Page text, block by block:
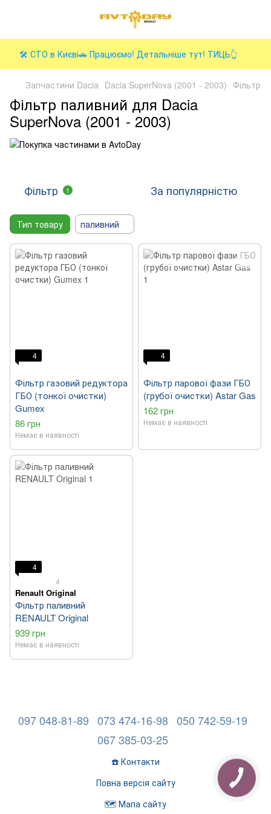
🛠️ СТО в Києві🚗 Працюємо! Детальніше тут! ТИЦЬ👆
Запчастини Dacia Dacia SuperNova (2001 - 2003) Фільтр
Фільтр паливний для Dacia
SuperNova (2001 - 2003)
Фільтр 1 За популярністю
Тип товару паливний
4
Фільтр газовий редуктора
ГБО (тонкої очистки)
Gumex
86 грн
Немає в наявності
4
Фільтр парової фази ГБО
(грубої очистки) Astar Gas
162 грн
Немає в наявності
4
4
Renault Original
Фільтр паливний
RENAULT Original
939 грн
Немає в наявності
097 048-81-89 073 474-16-98 050 742-59-19
067 385-03-25
☎️ Контакти
Повна версія сайту
🗺️ Мапа сайту